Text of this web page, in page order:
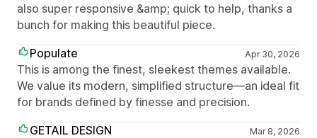
also super responsive &amp; quick to help, thanks a
bunch for making this beautiful piece.
Populate
Apr 30, 2026
This is among the finest, sleekest themes available.
We value its modern, simplified structure—an ideal fit
for brands defined by finesse and precision.
GETAIL DESIGN
Mar 8, 2026